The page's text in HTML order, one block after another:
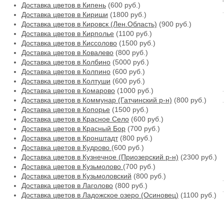
Доставка цветов в Кипень (600 руб.)
Доставка цветов в Кириши (1800 руб.)
Доставка цветов в Кировск (Лен.Область) (900 руб.)
Доставка цветов в Кирполье (1100 руб.)
Доставка цветов в Киссолово (1500 руб.)
Доставка цветов в Ковалево (800 руб.)
Доставка цветов в Колбино (5000 руб.)
Доставка цветов в Колпино (600 руб.)
Доставка цветов в Колтуши (600 руб.)
Доставка цветов в Комарово (1000 руб.)
Доставка цветов в Коммунар (Гатчинский р-н) (800 руб.)
Доставка цветов в Копорье (1500 руб.)
Доставка цветов в Красное Село (600 руб.)
Доставка цветов в Красный Бор (700 руб.)
Доставка цветов в Кронштадт(800 руб.)
Доставка цветов в Кудрово (600 руб.)
Доставка цветов в Кузнечное (Приозерский р-н) (2300 руб.)
Доставка цветов в Кузьмолово (700 руб.)
Доставка цветов в Кузьмоловский (800 руб.)
Доставка цветов в Лаголово (800 руб.)
Доставка цветов в Ладожское озеро (Осиновец) (1100 руб.)